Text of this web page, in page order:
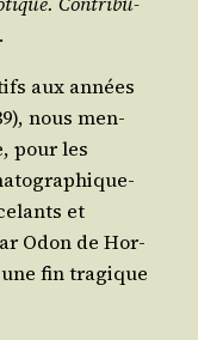
.
aux années
nous men­
pour les
et
Odon de Hor­
fin tra­gique